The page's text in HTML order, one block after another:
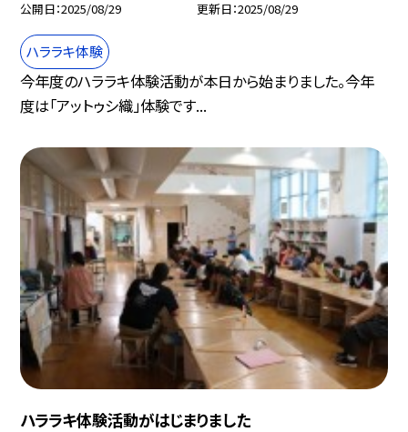
公開日 2025/08/29 更新日 2025/08/29
ハララキ体験
今年度のハララキ体験活動が本日から始まりました。今年
度は「アットゥシ織」体験です...
ハララキ体験活動がはじまりました